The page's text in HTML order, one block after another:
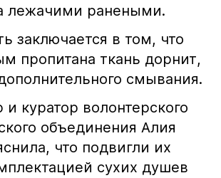
лежачими ранеными.
заключается в том, что
пропитана ткань дорнит,
смывания.
и куратор волонтерского
объединения Алия
что подвигли их
сухих душев